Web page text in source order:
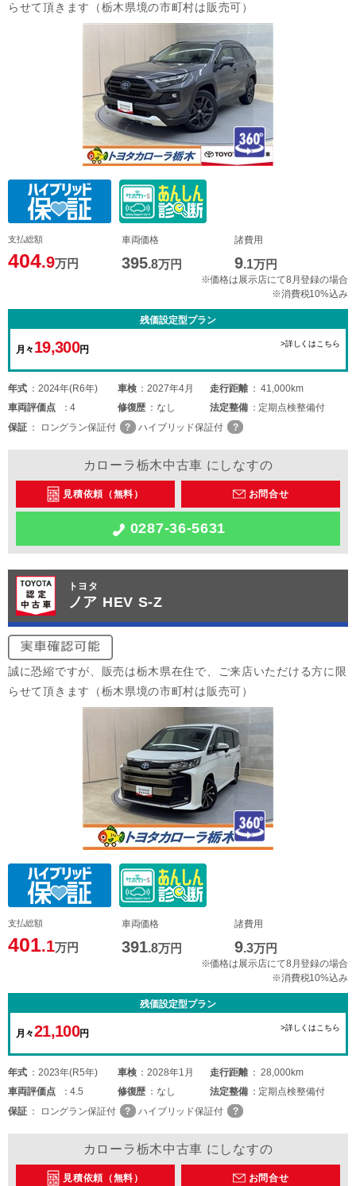
らせて頂きます（栃木県境の市町村は販売可）
支払総額
404.9万円
車両価格
395.8万円
諸費用
9.1万円
※価格は展示店にて8月登録の場合
※消費税10%込み
残価設定型プラン
月々 19,300円
>詳しくはこちら
年式 2024年(R6年) 車検 2027年4月 走行距離
41,000km
車両評価点 4 修復歴 なし 法定整備
定期点検整備付
保証
ロングラン保証付 ハイブリッド保証付
カローラ栃木中古車 にしなすの
見積依頼（無料） お問合せ
0287-36-5631
トヨタ
ノア HEV S-Z
誠に恐縮ですが、販売は栃木県在住で、ご来店いただける方に限
らせて頂きます（栃木県境の市町村は販売可）
支払総額
401.1万円
車両価格
391.8万円
諸費用
9.3万円
※価格は展示店にて8月登録の場合
※消費税10%込み
残価設定型プラン
月々21,100円
>詳しくはこちら
年式 2023年(R5年) 車検 2028年1月 走行距離
28,000km
車両評価点 4.5 修復歴 なし 法定整備
定期点検整備付
保証
ロングラン保証付 ハイブリッド保証付
カローラ栃木中古車 にしなすの
見積依頼（無料） お問合せ